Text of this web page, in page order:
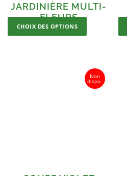
JARDINIÈRE MULTI-
FLEURS
CHOIX DES OPTIONS